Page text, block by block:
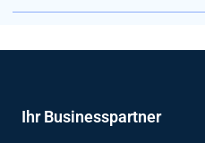
Ihr Businesspartner